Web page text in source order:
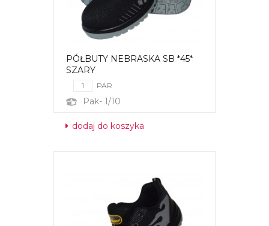
PÓŁBUTY NEBRASKA SB *45*
SZARY
PAR
Pak- 1/10
dodaj do koszyka